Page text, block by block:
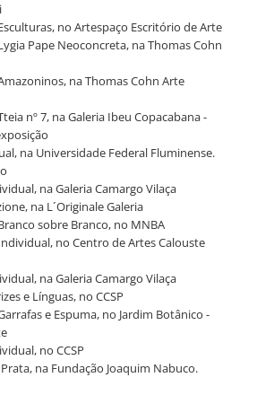
Esculturas, no Artespaço Escritório de Arte
Pape Neoconcreta, na Thomas Cohn
na Thomas Cohn Arte
nº 7, na Galeria Ibeu Copacabana -
na Universidade Federal Fluminense.
na Galeria Camargo Vilaça
na L´Originale Galeria
sobre Branco, no MNBA
Individual, no Centro de Artes Calouste
na Galeria Camargo Vilaça
e Línguas, no CCSP
e Espuma, no Jardim Botânico -
no CCSP
Prata, na Fundação Joaquim Nabuco.